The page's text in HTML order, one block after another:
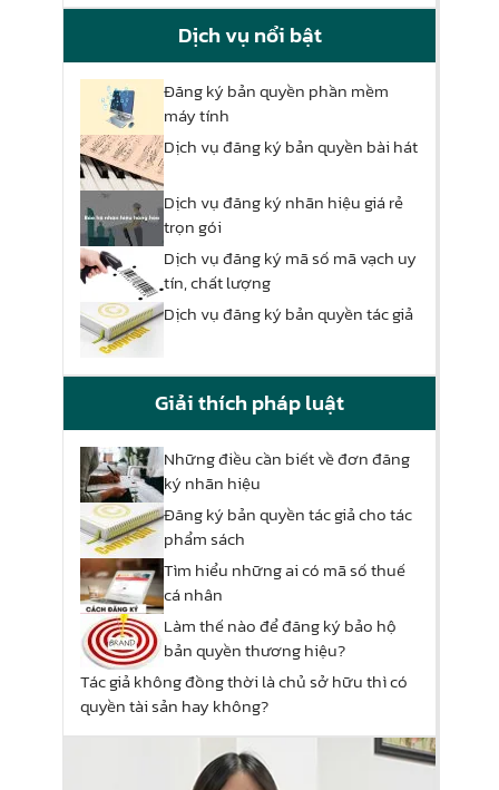
Dịch vụ nổi bật
Đăng ký bản quyền phần mềm
máy tính
Dịch vụ đăng ký bản quyền bài hát
Dịch vụ đăng ký nhãn hiệu giá rẻ
trọn gói
Dịch vụ đăng ký mã số mã vạch uy
tín, chất lượng
Dịch vụ đăng ký bản quyền tác giả
Giải thích pháp luật
Những điều cần biết về đơn đăng
ký nhãn hiệu
Đăng ký bản quyền tác giả cho tác
phẩm sách
Tìm hiểu những ai có mã số thuế
cá nhân
Làm thế nào để đăng ký bảo hộ
bản quyền thương hiệu?
Tác giả không đồng thời là chủ sở hữu thì có
quyền tài sản hay không?